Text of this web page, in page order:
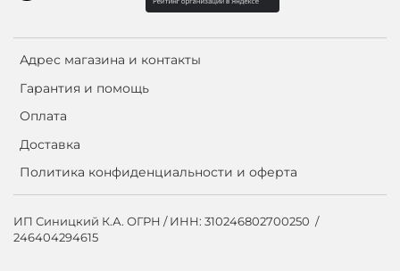
Адрес магазина и контакты
Гарантия и помощь
Оплата
Доставка
Политика конфиденциальности и оферта
ИП Синицкий К.А. ОГРН / ИНН: 310246802700250 /
246404294615